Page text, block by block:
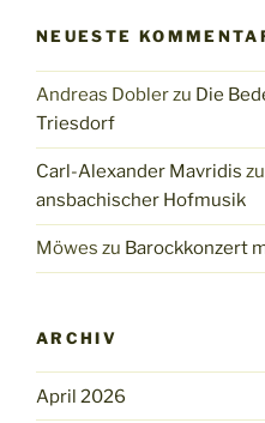
NEUESTE
Andreas Doblerzu Die
Triesdorf
Carl-Alexander Mavridis zu
ansbachischer Hofmusik
Möwes zu Barockkonzert
ARCHIV
April 2026